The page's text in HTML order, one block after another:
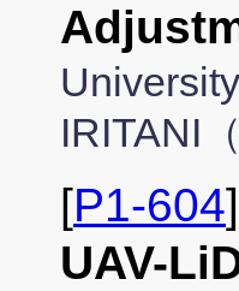
IRITANI
[P1-604]
UAV-